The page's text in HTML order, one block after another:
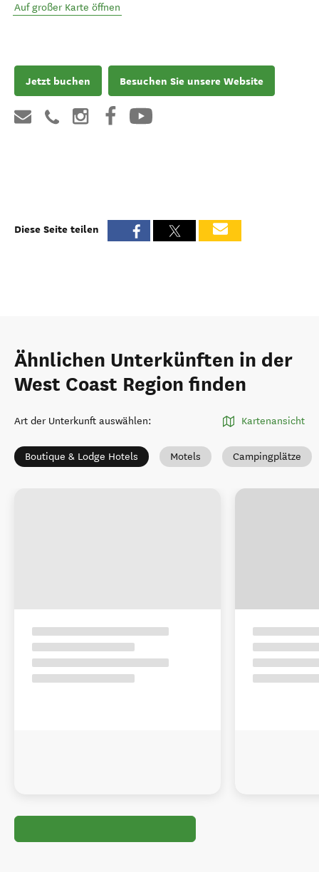
Auf großer Karte öffnen
Jetzt buchen Besuchen Sie unsere Website
Diese Seite teilen
Ähnlichen Unterkünften in der
West Coast Region finden
Art der Unterkunft auswählen: Kartenansicht
Boutique & Lodge Hotels Motels Campingplätze